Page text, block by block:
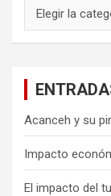
Acanceh y su
Impacto
El impacto del